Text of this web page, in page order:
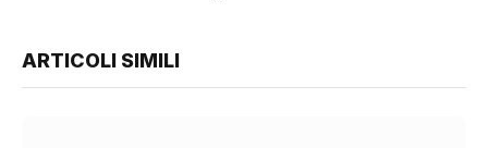
ARTICOLI SIMILI